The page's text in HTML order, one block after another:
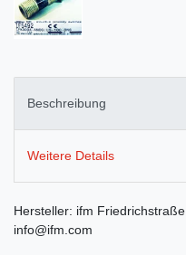
Beschreibung
Weitere Details
Hersteller: ifm Friedrichstraße
info@ifm.com